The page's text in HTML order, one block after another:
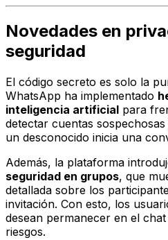
Novedades en
seguridad
El código secreto es solo la
WhatsApp ha implementado
inteligencia artificial para
detectar cuentas
un desconocido inicia una
Además, la plataforma
seguridad en grupos, que
detallada sobre los
invitación. Con esto, los
desean permanecer en el
riesgos.